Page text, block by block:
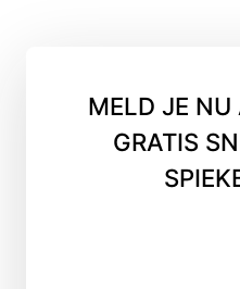
MELD JE NU
GRATIS